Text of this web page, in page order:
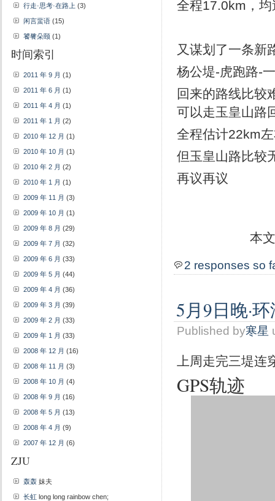
全程17.0km，
又谋划了一条新
杨公堤-虎跑路-
回来的路线比较
可以走玉皇山路
全程估计22km
但玉皇山路比较
再议再议
本
2 responses so
5月9日晚·
Published by寒星
上周走完三堤
GPS轨迹
行走·思考·在路上 (3)
闲言蜚语 (15)
饕餮朵颐 (1)
时间索引
2011 年 9 月 (1)
2011 年 6 月 (1)
2011 年 4 月 (1)
2011 年 1 月 (2)
2010 年 12 月 (1)
2010 年 10 月 (1)
2010 年 2 月 (2)
2010 年 1 月 (1)
2009 年 11 月 (3)
2009 年 10 月 (1)
2009 年 8 月 (29)
2009 年 7 月 (32)
2009 年 6 月 (33)
2009 年 5 月 (44)
2009 年 4 月 (36)
2009 年 3 月 (39)
2009 年 2 月 (33)
2009 年 1 月 (33)
2008 年 12 月 (16)
2008 年 11 月 (3)
2008 年 10 月 (4)
2008 年 9 月 (16)
2008 年 5 月 (13)
2008 年 4 月 (9)
2007 年 12 月 (6)
ZJU
轰轰 妹夫
长虹 long long rainbow chen;